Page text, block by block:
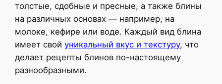
толстые, сдобные и пресные, а также блины
на различных основах — например, на
молоке, кефире или воде. Каждый вид блина
имеет свойуникальный вкус и текстуру, что
делает рецепты блинов по-настоящему
разнообразными.